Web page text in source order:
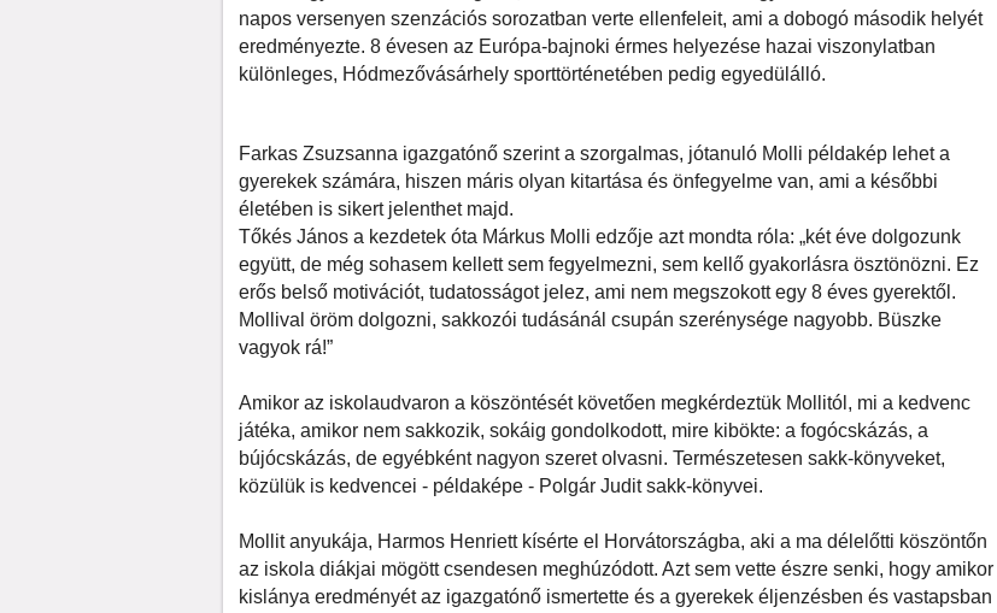
napos versenyen szenzációs sorozatban verte ellenfeleit, ami a dobogó második helyét
eredményezte. 8 évesen az Európa-bajnoki érmes helyezése hazai viszonylatban
különleges, Hódmezővásárhely sporttörténetében pedig egyedülálló.
Farkas Zsuzsanna igazgatónő szerint a szorgalmas, jótanuló Molli példakép lehet a
gyerekek számára, hiszen máris olyan kitartása és önfegyelme van, ami a későbbi
életében is sikert jelenthet majd.
Tőkés János a kezdetek óta Márkus Molli edzője azt mondta róla: „két éve dolgozunk
együtt, de még sohasem kellett sem fegyelmezni, sem kellő gyakorlásra ösztönözni. Ez
erős belső motivációt, tudatosságot jelez, ami nem megszokott egy 8 éves gyerektől.
Mollival öröm dolgozni, sakkozói tudásánál csupán szerénysége nagyobb. Büszke
vagyok rá!”
Amikor az iskolaudvaron a köszöntését követően megkérdeztük Mollitól, mi a kedvenc
játéka, amikor nem sakkozik, sokáig gondolkodott, mire kibökte: a fogócskázás, a
bújócskázás, de egyébként nagyon szeret olvasni. Természetesen sakk-könyveket,
közülük is kedvencei - példaképe - Polgár Judit sakk-könyvei.
Mollit anyukája, Harmos Henriett kísérte el Horvátországba, aki a ma délelőtti köszöntőn
az iskola diákjai mögött csendesen meghúzódott. Azt sem vette észre senki, hogy amikor
kislánya eredményét az igazgatónő ismertette és a gyerekek éljenzésben és vastapsban